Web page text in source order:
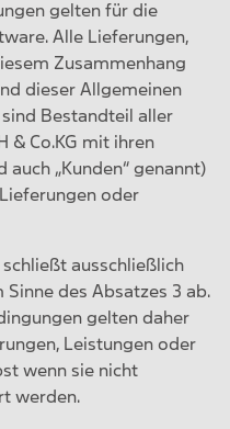
gelten für die
Alle Lieferungen,
Zusammenhang
dieser Allgemeinen
Bestandteil aller
& Co.KG mit ihren
„Kunden“ genannt)
oder
schließt ausschließlich
des Absatzes 3 ab.
gelten daher
Leistungen oder
wenn sie nicht
werden.